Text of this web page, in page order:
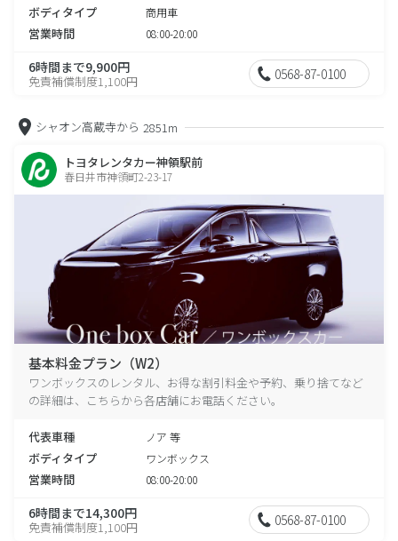
ボディタイプ 商用車
営業時間 08:00-20:00
6時間まで9,900円
免責補償制度1,100円 0568-87-0100
シャオン高蔵寺から 2851m
トヨタレンタカー神領駅前
春日井市神領町2-23-17
基本料金プラン（W2）
ワンボックスのレンタル、お得な割引料金や予約、乗り捨てなど
の詳細は、こちらから各店舗にお電話ください。
代表車種 ノア 等
ボディタイプ ワンボックス
営業時間 08:00-20:00
6時間まで14,300円
免責補償制度1,100円 0568-87-0100